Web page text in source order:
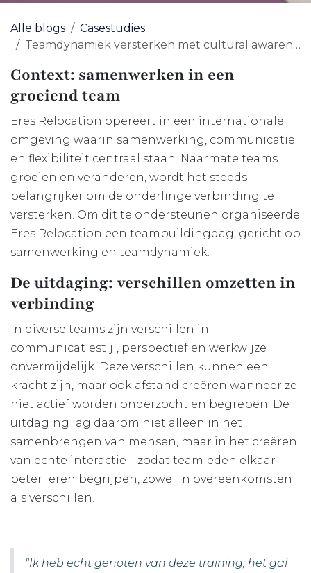
Alle blogs
Casestudies
Teamdynamiek versterken met cultural awareness
Context: samenwerken in een
groeiend team
Eres Relocation opereert in een internationale
omgeving waarin samenwerking, communicatie
en flexibiliteit centraal staan. Naarmate teams
groeien en veranderen, wordt het steeds
belangrijker om de onderlinge verbinding te
versterken. Om dit te ondersteunen organiseerde
Eres Relocation een teambuildingdag, gericht op
samenwerking en teamdynamiek.
De uitdaging: verschillen omzetten in
verbinding
In diverse teams zijn verschillen in
communicatiestijl, perspectief en werkwijze
onvermijdelijk. Deze verschillen kunnen een
kracht zijn, maar ook afstand creëren wanneer ze
niet actief worden onderzocht en begrepen. De
uitdaging lag daarom niet alleen in het
samenbrengen van mensen, maar in het creëren
van echte interactie—zodat teamleden elkaar
beter leren begrijpen, zowel in overeenkomsten
als verschillen.
"Ik heb echt genoten van deze training; het gaf